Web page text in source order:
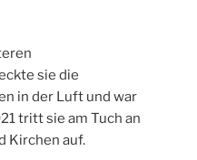
sie die
in der Luft und war
tritt sie am Tuch an
Kirchen auf.